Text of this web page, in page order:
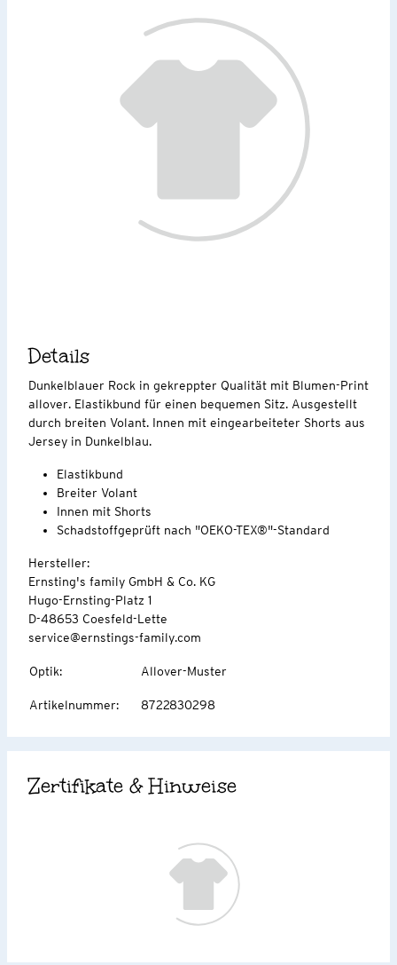
Details
Dunkelblauer Rock in gekreppter Qualität mit Blumen-Print
allover. Elastikbund für einen bequemen Sitz. Ausgestellt
durch breiten Volant. Innen mit eingearbeiteter Shorts aus
Jersey in Dunkelblau.
Elastikbund
Breiter Volant
Innen mit Shorts
Schadstoffgeprüft nach "OEKO-TEX®"-Standard
Hersteller:
Ernsting's family GmbH & Co. KG
Hugo-Ernsting-Platz 1
D-48653 Coesfeld-Lette
service@ernstings-family.com
Optik: Allover-Muster
Artikelnummer: 8722830298
Zertifikate & Hinweise